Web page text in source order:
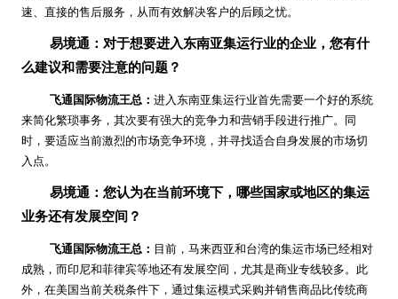
速、直接的售后服务，从而有效解决客户的后顾之忧。
易境通：对于想要进入东南亚集运行业的企业，您有什
么建议和需要注意的问题？
飞通国际物流王总： 进入东南亚集运行业首先需要一个好的系统
来简化繁琐事务，其次要有强大的竞争力和营销手段进行推广。同
时，要适应当前激烈的市场竞争环境，并寻找适合自身发展的市场切
入点。
易境通：您认为在当前环境下，哪些国家或地区的集运
业务还有发展空间？
飞通国际物流王总： 目前，马来西亚和台湾的集运市场已经相对
成熟，而印尼和菲律宾等地还有发展空间，尤其是商业专线较多。此
外，在美国当前关税条件下，通过集运模式采购并销售商品比传统商